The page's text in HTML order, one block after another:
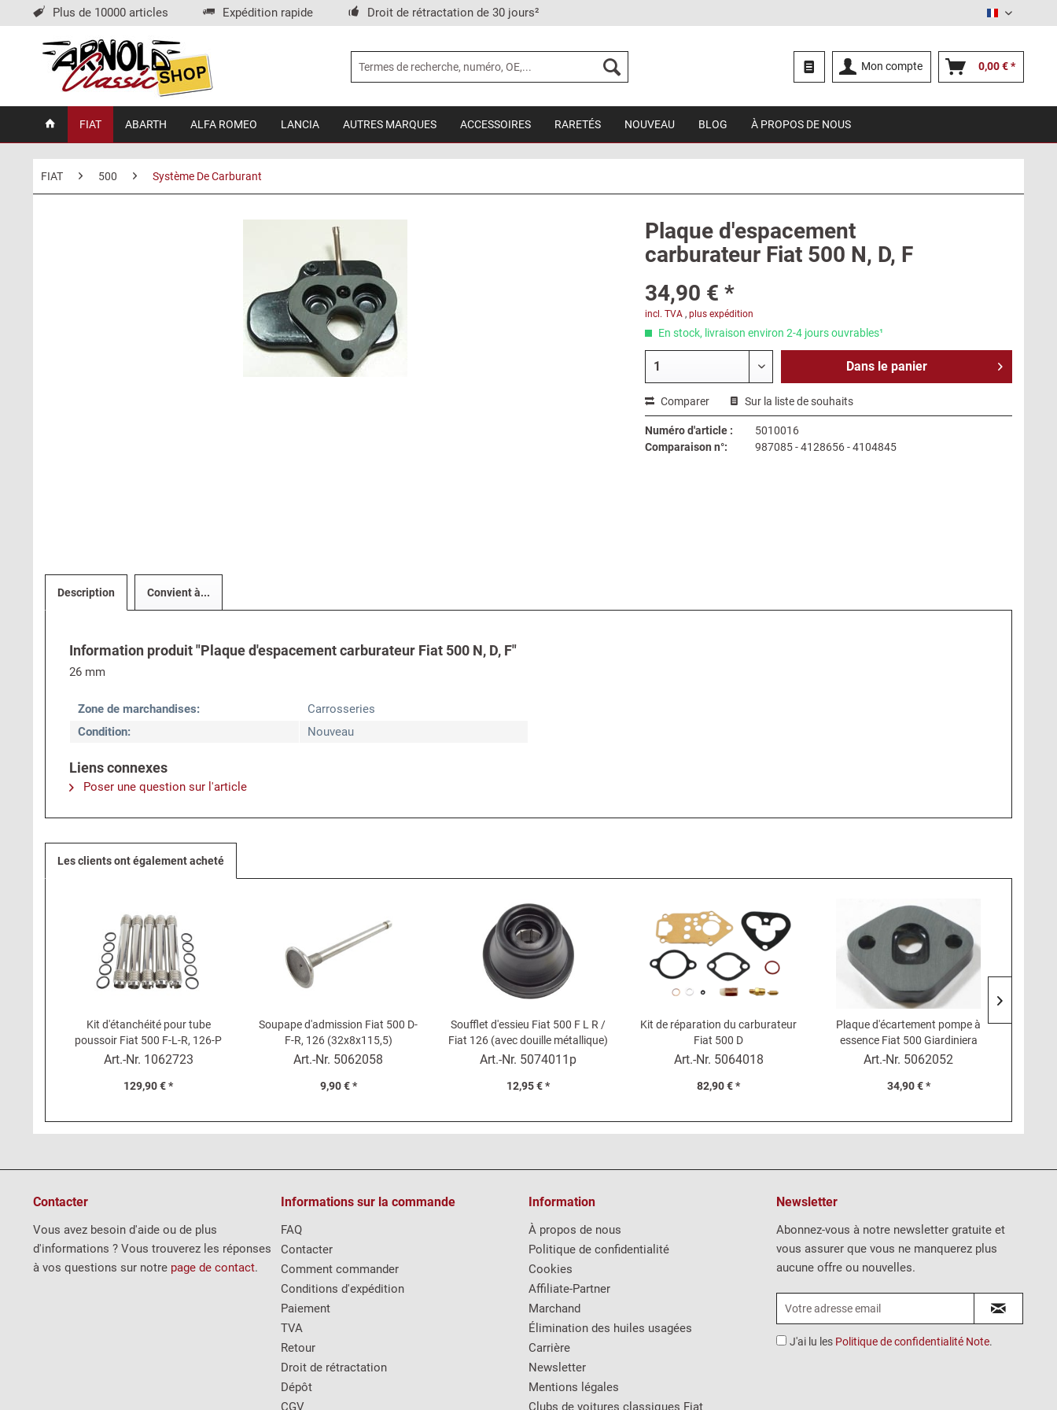
Plus de 10000 articles Expédition rapide Droit de rétractation de 30 jours² Français
Mon compte 0,00 € *
FIAT ABARTH ALFA ROMEO LANCIA AUTRES MARQUES ACCESSOIRES RARETÉS NOUVEAU BLOG À PROPOS DE NOUS
FIAT 500 Système De Carburant
Plaque d'espacement
carburateur Fiat 500 N, D, F
34,90 € *
incl. TVA, plus expédition
En stock, livraison environ 2-4 jours ouvrables¹
Dans le panier
Comparer Sur la liste de souhaits
Numéro d'article :
5010016
Comparaison n°:
987085 - 4128656 - 4104845
Description Convient à...
Information produit "Plaque d'espacement carburateur Fiat 500 N, D, F"
26 mm
Zone de marchandises:
Carrosseries
Condition:
Nouveau
Liens connexes
Poser une question sur l'article
Les clients ont également acheté
Kit d'étanchéité pour tube
poussoir Fiat 500 F-L-R, 126-P
Art.-Nr. 1062723
129,90 € *
Soupape d'admission Fiat 500 D-
F-R, 126 (32x8x115,5)
Art.-Nr. 5062058
9,90 € *
Soufflet d'essieu Fiat 500 F L R /
Fiat 126 (avec douille métallique)
Art.-Nr. 5074011p
12,95 € *
Kit de réparation du carburateur
Fiat 500 D
Art.-Nr. 5064018
82,90 € *
Plaque d'écartement pompe à
essence Fiat 500 Giardiniera
Art.-Nr. 5062052
34,90 € *
Contacter
Vous avez besoin d'aide ou de plus
d'informations ? Vous trouverez les réponses
à vos questions sur notre page de contact.
Informations sur la commande
FAQ
Contacter
Comment commander
Conditions d'expédition
Paiement
TVA
Retour
Droit de rétractation
Dépôt
CGV
Information
À propos de nous
Politique de confidentialité
Cookies
Affiliate-Partner
Marchand
Élimination des huiles usagées
Carrière
Newsletter
Mentions légales
Clubs de voitures classiques Fiat
Newsletter
Abonnez-vous à notre newsletter gratuite et
vous assurer que vous ne manquerez plus
aucune offre ou nouvelles.
J'ai lu les Politique de confidentialité Note.